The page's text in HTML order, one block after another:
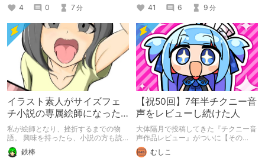
4
0 7分
41
6 9 分
イラスト素人がサイズフェ
チ小説の専属絵師になった
お話
私が絵師となり、挫折するまでの物
語。 興味を持ったら、小説の方も読
んで欲しいなって感じ 私の絵を使っ
てくれてる小説書きさんのページＵＲ
鉄棒
【祝50回】7年半チクニー音
声をレビューし続けた人
大体隔月で投稿してきた『チクニー音
声作品レビュー』がついに【その
50】を迎えました！ 約7年半チクニー
し続け、おシコり報告をしてきただけ
むしこ